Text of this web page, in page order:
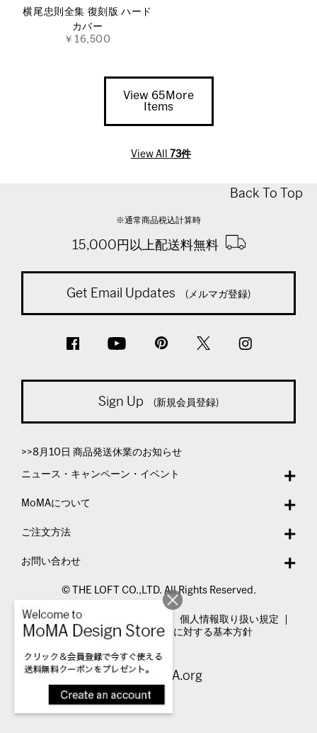
横尾忠則全集 復刻版 ハード
カバー
￥16,500
View 65More
Items
View All 73件
Back To Top
※通常商品税込計算時
15,000円以上配送料無料
Get Email Updates (メルマガ登録)
Sign Up (新規会員登録)
>>8月10日 商品発送休業のお知らせ
ニュース・キャンペーン・イベント
MoMAについて
ご注文方法
お問い合わせ
© THE LOFT CO.,LTD. All Rights Reserved.
特定商取引法表示
個人情報取り扱い規定
カスタマーハラスメントに対する基本方針
Visit MoMA.org